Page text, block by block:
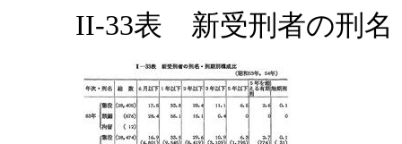
II-33表 新受刑者の刑名